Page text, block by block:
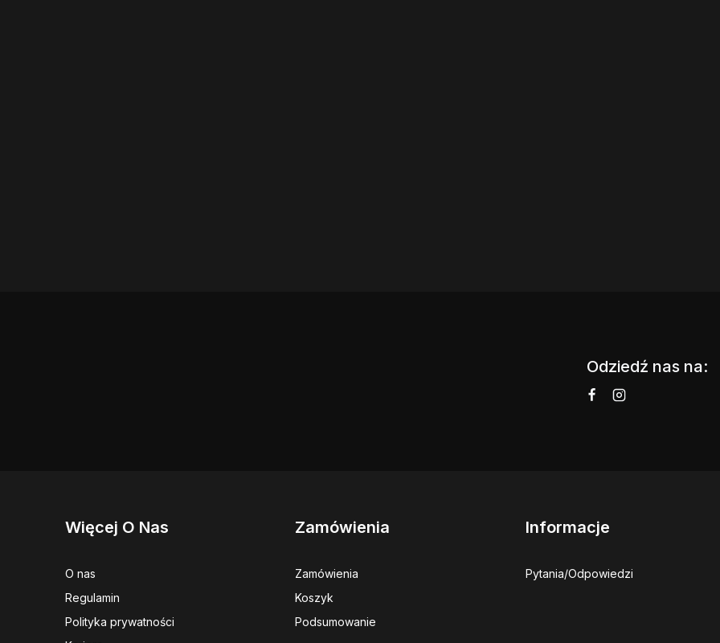
Odziedź nas na:
Więcej O Nas
O nas
Regulamin
Polityka prywatności
Zamówienia
Zamówienia
Koszyk
Podsumowanie
Informacje
Pytania/Odpowiedzi